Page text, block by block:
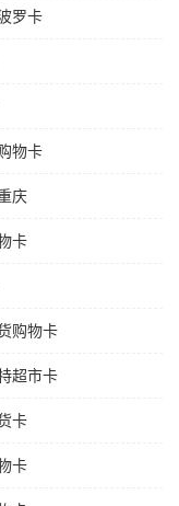
罗卡
物卡
庆
卡
购物卡
超市卡
卡
卡